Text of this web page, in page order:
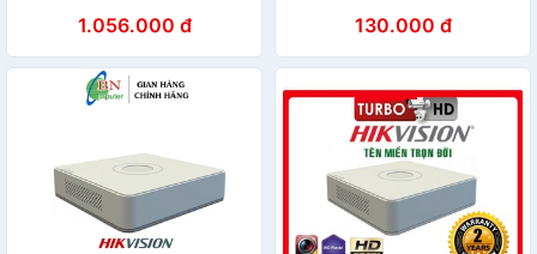
1.056.000 đ 130.000 đ